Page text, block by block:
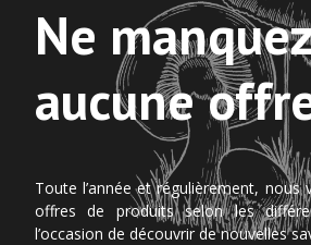
Ne
aucune
Toute l’année et régulièrement, nous
offres de produits selon les
l’occasion de découvrir de nouvelles